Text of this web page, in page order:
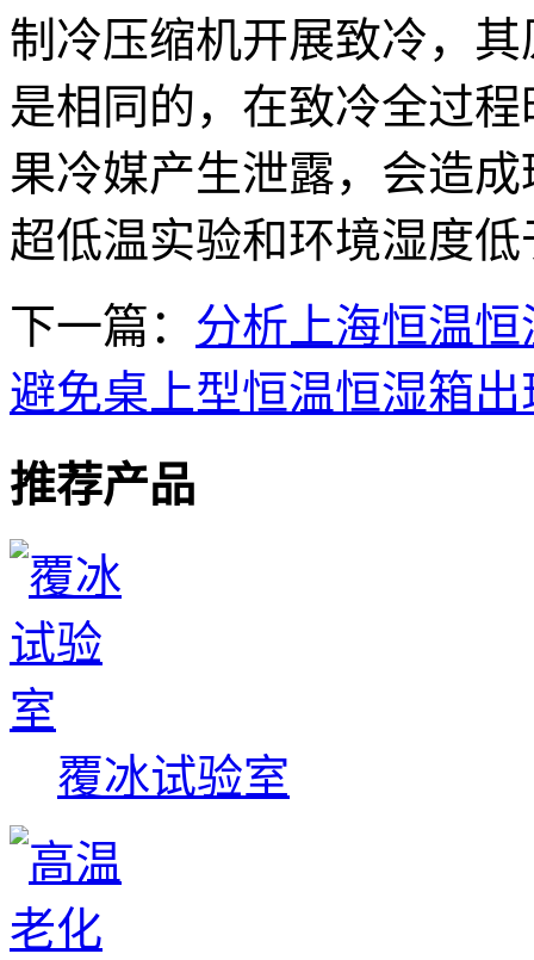
制冷压缩机开展致冷，
是相同的，在致冷全过
果冷媒产生泄露，会造
超低温实验和环境湿度
下一篇： 分析上海恒温
避免桌上型恒温恒湿箱
推荐产品
覆冰试验室